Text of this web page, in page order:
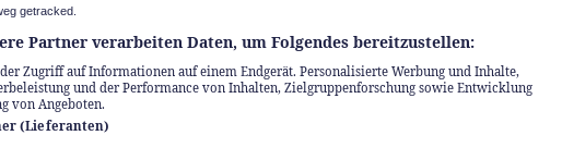
getracked.
Partner verarbeiten Daten, um Folgendes bereitzustellen:
Zugriff auf Informationen auf einem Endgerät. Personalisierte Werbung und Inhalte,
und der Performance von Inhalten, Zielgruppenforschung sowie Entwicklung
von Angeboten.
(Lieferanten)